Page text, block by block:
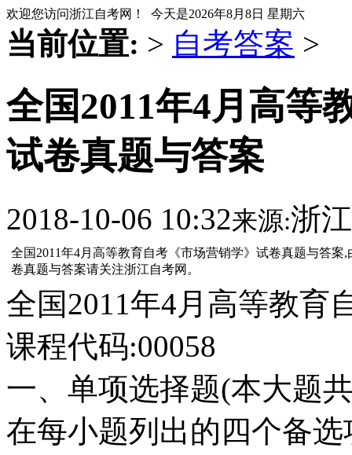
欢迎您访问浙江自考网！ 今天是2026年8月8日 星期六
当前位置: > 自考答案 >
全国2011年4月高等
试卷真题与答案
2018-10-06 10:32来源:浙
全国2011年4月高等教育自考《市场营销学》试卷真题与答
卷真题与答案请关注浙江自考网。
全国2011年4月高等教育
课程代码:00058
一、单项选择题(本大题
在每小题列出的四个备